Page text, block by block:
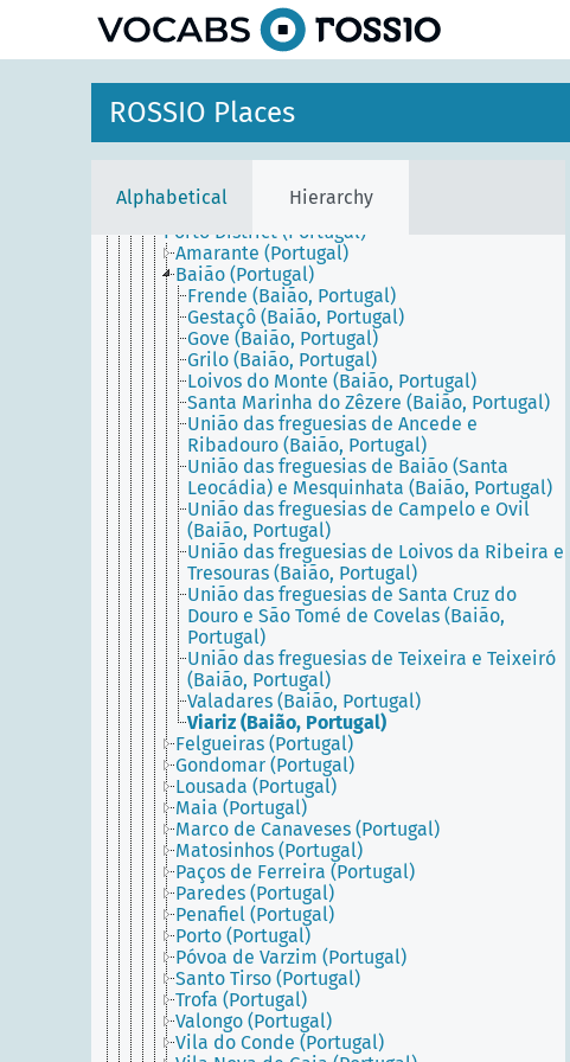
ROSSIO Places
Alphabetical Hierarchy
Entre Douro e Minho (Portugal)
Estremadura (Portugal)
Évora District (Portugal)
Faro District (Portugal)
Guarda District (Portugal)
Leiria District (Portugal)
Lisbon District (Portugal)
Lisbon Metropolitan Area (Portugal)
Northern Portugal (Portugal)
Portalegre District (Portugal)
Porto District (Portugal)
Amarante (Portugal)
Baião (Portugal)
Frende (Baião, Portugal)
Gestaçô (Baião, Portugal)
Gove (Baião, Portugal)
Grilo (Baião, Portugal)
Loivos do Monte (Baião, Portugal)
Santa Marinha do Zêzere (Baião, Portugal)
União das freguesias de Ancede e
Ribadouro (Baião, Portugal)
União das freguesias de Baião (Santa
Leocádia) e Mesquinhata (Baião, Portugal)
União das freguesias de Campelo e Ovil
(Baião, Portugal)
União das freguesias de Loivos da Ribeira e
Tresouras (Baião, Portugal)
União das freguesias de Santa Cruz do
Douro e São Tomé de Covelas (Baião,
Portugal)
União das freguesias de Teixeira e Teixeiró
(Baião, Portugal)
Valadares (Baião, Portugal)
Viariz (Baião, Portugal)
Felgueiras (Portugal)
Gondomar (Portugal)
Lousada (Portugal)
Maia (Portugal)
Marco de Canaveses (Portugal)
Matosinhos (Portugal)
Paços de Ferreira (Portugal)
Paredes (Portugal)
Penafiel (Portugal)
Porto (Portugal)
Póvoa de Varzim (Portugal)
Santo Tirso (Portugal)
Trofa (Portugal)
Valongo (Portugal)
Vila do Conde (Portugal)